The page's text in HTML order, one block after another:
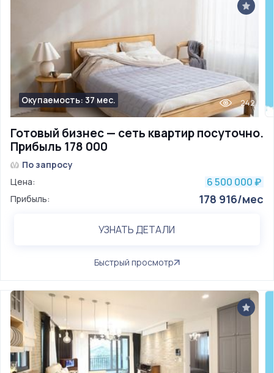
Готовый бизнес — сеть квартир посуточно.
Прибыль 178 000
Окупаемость: 37 мес. 242
По запросу
Цена:
6 500 000 ₽
Прибыль: 178 916/мес
УЗНАТЬ ДЕТАЛИ
Быстрый просмотр